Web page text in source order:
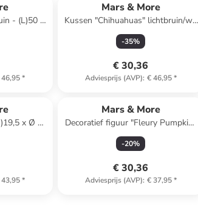
- (L)50 x
46,95*
Mars & More
Kussen "Chihuahuas" lichtbruin/wit
- (L)50 x (B)50 cm
-35%
€ 30,36
Adviesprijs (AVP): € 46,95*
x Ø 12
43,95*
Mars & More
Decoratief figuur "Fleury Pumpkin"
meerkleurig - (H)23 x Ø 23 cm
-20%
€ 30,36
Adviesprijs (AVP): € 37,95*